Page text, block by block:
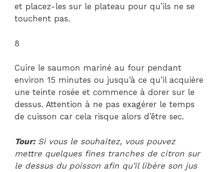
et placez-les sur le plateau pour qu’ils ne se
touchent pas.
8
Cuire le saumon mariné au four pendant
environ 15 minutes ou jusqu’à ce qu’il acquière
une teinte rosée et commence à dorer sur le
dessus. Attention à ne pas exagérer le temps
de cuisson car cela risque alors d’être sec.
Tour:Si vous le souhaitez, vous pouvez
mettre quelques fines tranches de citron sur
le dessus du poisson afin qu’il libère son jus